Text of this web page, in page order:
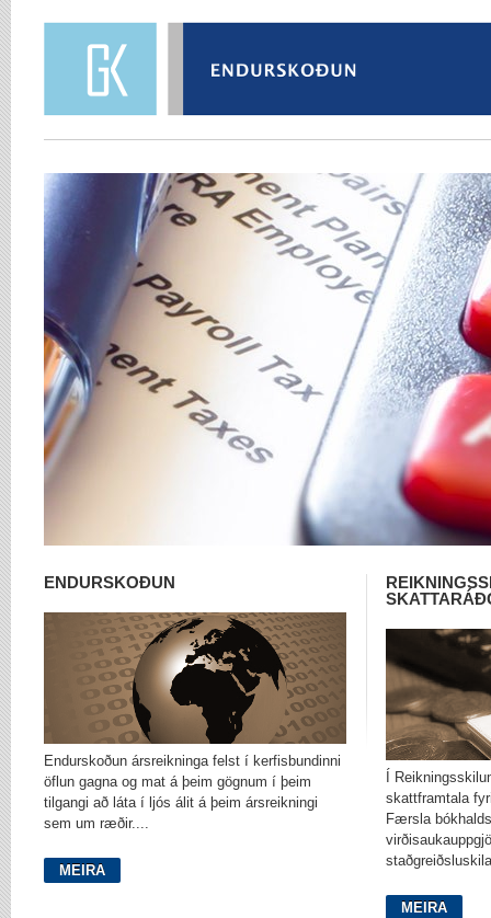
ENDURSKOÐUN
Endurskoðun ársreikninga felst í kerfisbundinni
öflun gagna og mat á þeim gögnum í þeim
tilgangi að láta í ljós álit á þeim ársreikningi
sem um ræðir....
MEIRA
Í
skattframtala
Færsla
MEIRA